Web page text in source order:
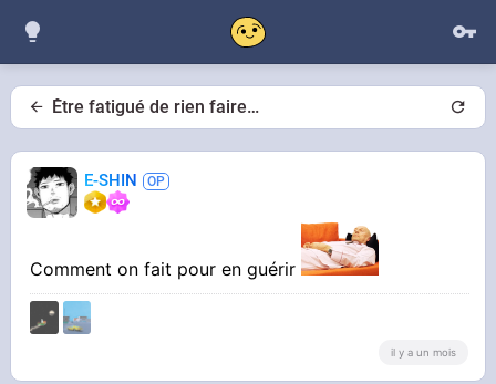
Être fatigué de rien faire…
E-SHIN
Comment on fait pour en guérir
il y a un mois